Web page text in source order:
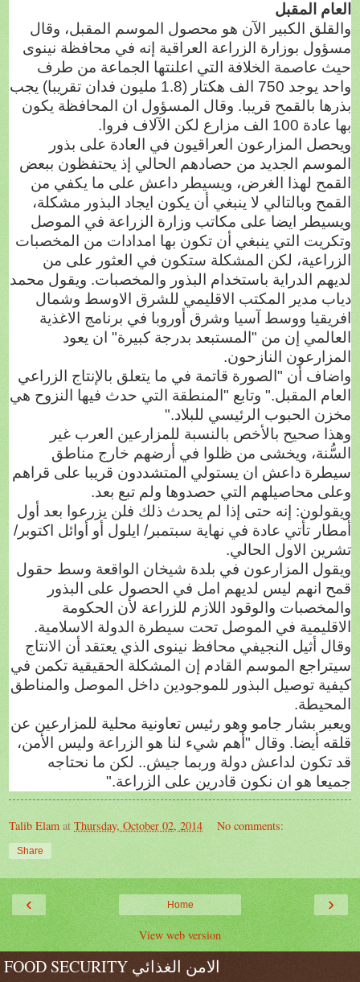
العام المقبل
والقلق الكبير الآن هو محصول الموسم المقبل، وقال
مسؤول بوزارة الزراعة العراقية إنه في محافظة نينوى
حيث عاصمة الخلافة التي اعلنتها الجماعة من طرف
واحد يوجد 750 الف هكتار (1.8 مليون فدان تقريبا) يجب
بذرها بالقمح قريبا. وقال المسؤول ان المحافظة يكون
بها عادة 100 الف مزارع لكن الآلاف فروا.
ويحصل المزارعون العراقيون في العادة على بذور
الموسم الجديد من حصادهم الحالي إذ يحتفظون ببعض
القمح لهذا الغرض، ويسيطر داعش على ما يكفي من
القمح وبالتالي لا ينبغي أن يكون ايجاد البذور مشكلة،
ويسيطر ايضا على مكاتب وزارة الزراعة في الموصل
وتكريت التي ينبغي أن تكون بها امدادات من المخصبات
الزراعية، لكن المشكلة ستكون في العثور على من
لديهم الدراية باستخدام البذور والمخصبات. ويقول محمد
دياب مدير المكتب الاقليمي للشرق الاوسط وشمال
افريقيا ووسط آسيا وشرق أوروبا في برنامج الاغذية
العالمي إن من "المستبعد بدرجة كبيرة" ان يعود
المزارعون النازحون.
واضاف أن "الصورة قاتمة في ما يتعلق بالإنتاج الزراعي
العام المقبل." وتابع "المنطقة التي حدث فيها النزوح هي
مخزن الحبوب الرئيسي للبلاد."
وهذا صحيح بالأخص بالنسبة للمزارعين العرب غير
السُّنة، ويخشى من ظلوا في أرضهم خارج مناطق
سيطرة داعش ان يستولي المتشددون قريبا على قراهم
وعلى محاصيلهم التي حصدوها ولم تبع بعد.
ويقولون: إنه حتى إذا لم يحدث ذلك فلن يزرعوا بعد أول
أمطار تأتي عادة في نهاية سبتمبر/ ايلول أو أوائل اكتوبر/
تشرين الاول الحالي.
ويقول المزارعون في بلدة شيخان الواقعة وسط حقول
قمح انهم ليس لديهم امل في الحصول على البذور
والمخصبات والوقود اللازم للزراعة لأن الحكومة
الاقليمية في الموصل تحت سيطرة الدولة الاسلامية.
وقال أثيل النجيفي محافظ نينوى الذي يعتقد أن الانتاج
سيتراجع الموسم القادم إن المشكلة الحقيقية تكمن في
كيفية توصيل البذور للموجودين داخل الموصل والمناطق
المحيطة.
ويعبر بشار جامو وهو رئيس تعاونية محلية للمزارعين عن
قلقه أيضا. وقال "أهم شيء لنا هو الزراعة وليس الأمن،
قد تكون لداعش دولة وربما جيش.. لكن ما نحتاجه
جميعا هو ان نكون قادرين على الزراعة."
Talib Elam at Thursday, October 02, 2014 No comments:
Share
‹ ›
Home
View web version
FOOD SECURITY الامن الغذائي